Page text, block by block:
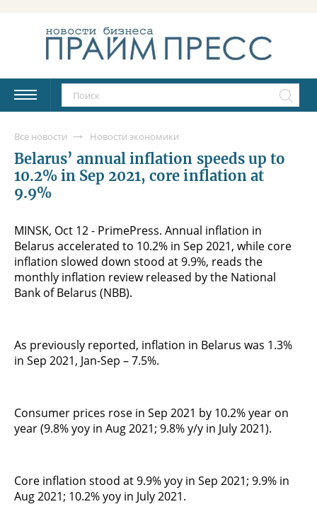
Все новости Новости экономики
Belarus’ annual inflation speeds up to
10.2% in Sep 2021, core inflation at
9.9%
MINSK, Oct 12 - PrimePress. Annual inflation in
Belarus accelerated to 10.2% in Sep 2021, while core
inflation slowed down stood at 9.9%, reads the
monthly inflation review released by the National
Bank of Belarus (NBB).
As previously reported, inflation in Belarus was 1.3%
in Sep 2021, Jan-Sep – 7.5%.
Consumer prices rose in Sep 2021 by 10.2% year on
year (9.8% yoy in Aug 2021; 9.8% y/y in July 2021).
Core inflation stood at 9.9% yoy in Sep 2021; 9.9% in
Aug 2021; 10.2% yoy in July 2021.